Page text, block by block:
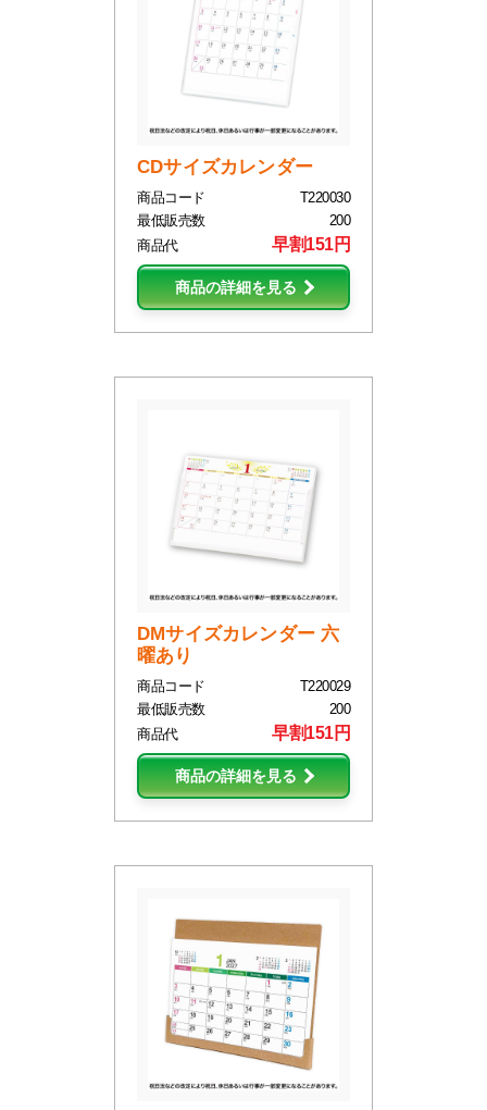
CDサイズカレンダー
商品コード
T220030
最低販売数
200
商品代
早割151円
商品の詳細を見る
DMサイズカレンダー 六
曜あり
商品コード
T220029
最低販売数
200
商品代
早割151円
商品の詳細を見る